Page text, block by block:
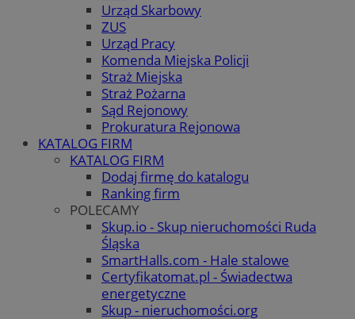
Urząd Skarbowy
ZUS
Urząd Pracy
Komenda Miejska Policji
Straż Miejska
Straż Pożarna
Sąd Rejonowy
Prokuratura Rejonowa
KATALOG FIRM
KATALOG FIRM
Dodaj firmę do katalogu
Ranking firm
POLECAMY
Skup.io - Skup nieruchomości Ruda
Śląska
SmartHalls.com - Hale stalowe
Certyfikatomat.pl - Świadectwa
energetyczne
Skup - nieruchomości.org